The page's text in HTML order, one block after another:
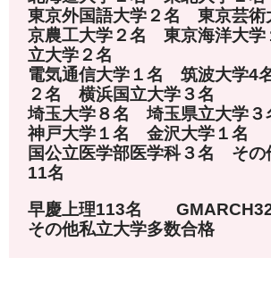
東京外国語大学２名 東京芸
京農工大学２名 東京海洋大
立大学２名
電気通信大学１名 筑波大学4
２名 横浜国立大学３名
埼玉大学８名 埼玉県立大学３
神戸大学１名 金沢大学１名
国公立医学部医学科３名 その
11名
早慶上理113名
その他私立大学多数合格